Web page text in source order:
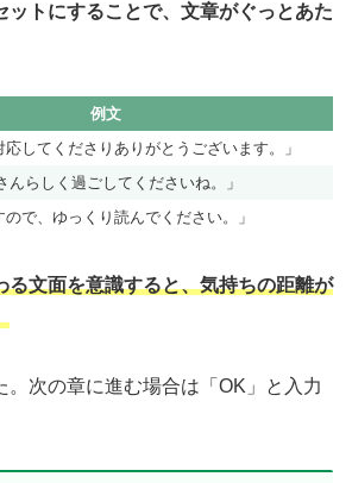
ットにすることで、文章がぐっとあた
例文
応してくださりありがとうございます。」
んらしく過ごしてくださいね。」
ので、ゆっくり読んでください。」
る文面を意識すると、気持ちの距離が
。次の章に進む場合は「OK」と入力